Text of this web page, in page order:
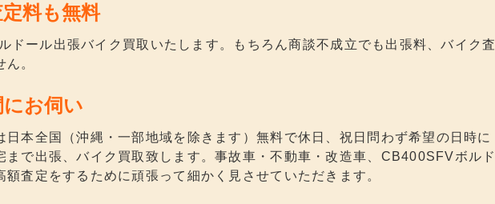
料も無料
ドール出張バイク買取いたします。もちろん商談不成立でも出張料、バイク査
。
お伺い
日本全国（沖縄・一部地域を除きます）無料で休日、祝日問わず希望の日時に
まで出張、バイク買取致します。事故車・不動車・改造車、CB400SFVボルド
額査定をするために頑張って細かく見させていただきます。